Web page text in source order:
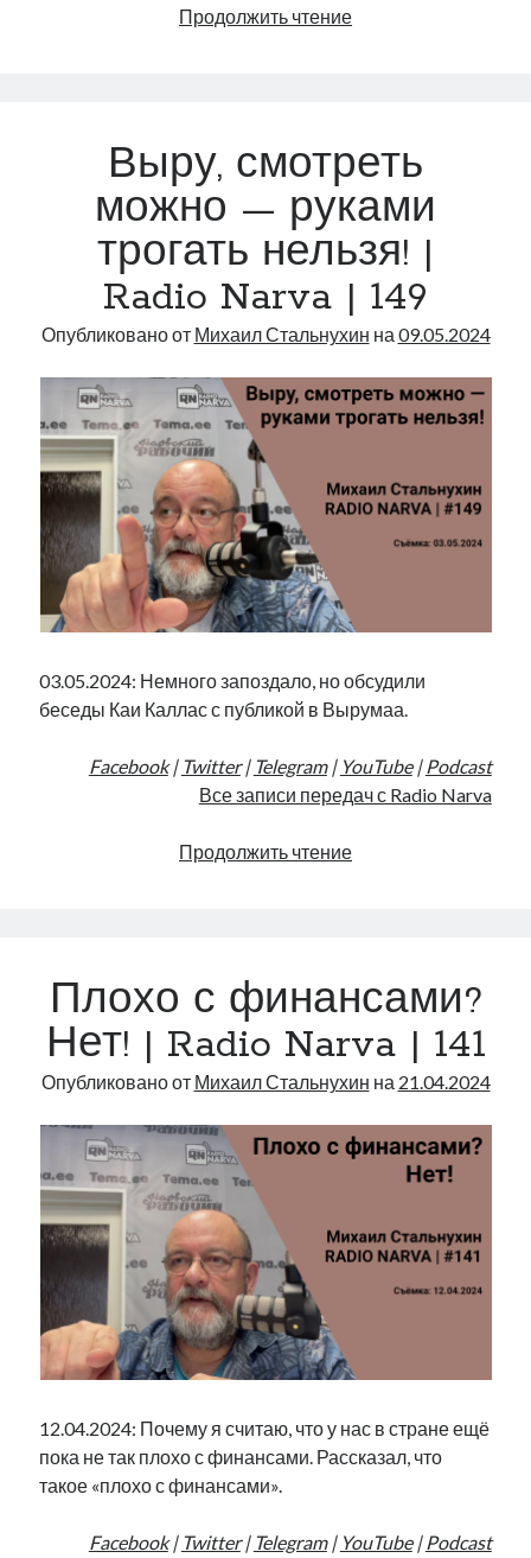
Продолжить чтениеСеть
Narva
163
Выру, смотреть
можно — руками
трогать нельзя! |
Radio Narva | 149
Опубликовано от Михаил Стальнухин на 09.05.2024
03.05.2024: Немного запоздало, но обсудили
беседы Каи Каллас с публикой в Вырумаа.
Facebook| Twitter| Telegram| YouTube| Podcast
Все записи передач с Radio Narva
Продолжить чтениеВыру,
трогать
|
Radio
|
149
Плохо с финансами?
Нет! | Radio Narva | 141
Опубликовано от Михаил Стальнухин на 21.04.2024
12.04.2024: Почему я считаю, что у нас в стране ещё
пока не так плохо с финансами. Рассказал, что
такое «плохо с финансами».
Facebook| Twitter| Telegram| YouTube| Podcast